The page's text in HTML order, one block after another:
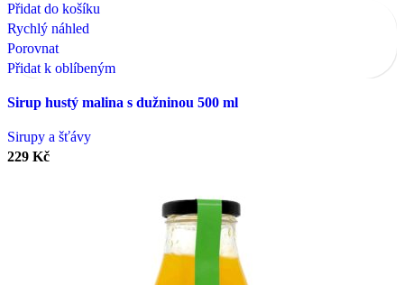
Přidat do košíku
Rychlý náhled
Porovnat
Přidat k oblíbeným
Sirup hustý malina s dužninou 500 ml
Sirupy a šťávy
229 Kč